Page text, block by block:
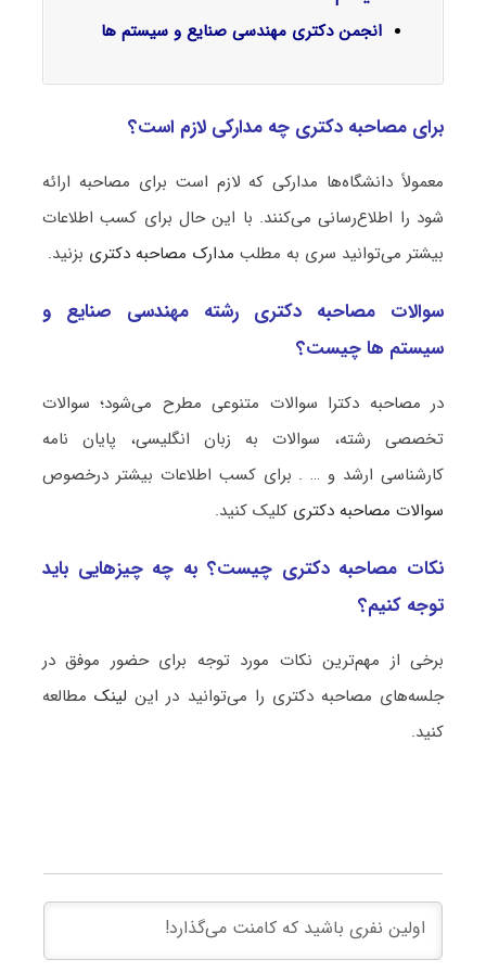
انجمن دکتری مهندسی صنایع و سیستم ها
برای مصاحبه دکتری چه مدارکی لازم است؟
معمولاً دانشگاه‌ها مدارکی که لازم است برای مصاحبه ارائه
شود را اطلاع‌رسانی می‌کنند. با این حال برای کسب اطلاعات
بیشتر می‌توانید سری به مطلب مدارک مصاحبه دکتری بزنید.
سوالات مصاحبه دکتری رشته مهندسی صنایع و
سیستم ها چیست؟
در مصاحبه دکترا سوالات متنوعی مطرح می‌شود؛ سوالات
تخصصی رشته، سوالات به زبان انگلیسی، پایان نامه
کارشناسی ارشد و … . برای کسب اطلاعات بیشتر درخصوص
سوالات مصاحبه دکتری کلیک کنید.
نکات مصاحبه دکتری چیست؟ به چه چیزهایی باید
توجه کنیم؟
برخی از مهم‌ترین نکات مورد توجه برای حضور موفق در
جلسه‌های مصاحبه دکتری را می‌توانید در این لینکمطالعه
کنید.